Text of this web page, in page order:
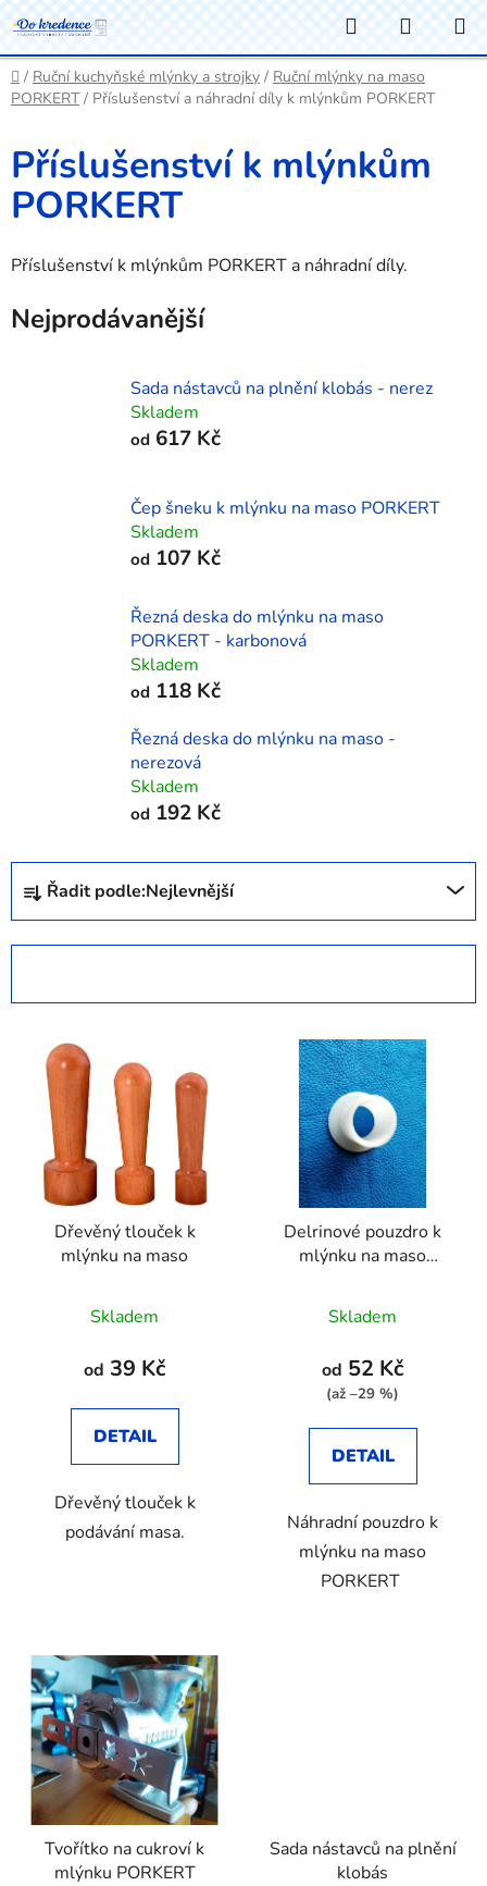
Přejít
na
obsah
Hledat
KOŠÍK
Domů
/ Ruční kuchyňské mlýnky a strojky / Ruční mlýnky na maso
PORKERT / Příslušenství a náhradní díly k mlýnkům PORKERT
Příslušenství k mlýnkům
PORKERT
Příslušenství k mlýnkům PORKERT a náhradní díly.
Nejprodávanější
Sada nástavců na plnění klobás - nerez
Skladem
od 617 Kč
Čep šneku k mlýnku na maso PORKERT
Skladem
od 107 Kč
Řezná deska do mlýnku na maso
PORKERT - karbonová
Skladem
od 118 Kč
Řezná deska do mlýnku na maso -
nerezová
Skladem
od 192 Kč
Ř
z
Řadit podle:Nejlevnější
Dřevěný tlouček k
mlýnku na maso
Skladem
od 39 Kč
DETAIL
Dřevěný tlouček k
podávání masa.
Delrinové pouzdro k
mlýnku na maso
Skladem
od 52 Kč
(až –29 %)
DETAIL
Náhradní pouzdro k
mlýnku na maso
PORKERT
Tvořítko na cukroví k
mlýnku PORKERT
Sada nástavců na plnění
klobás